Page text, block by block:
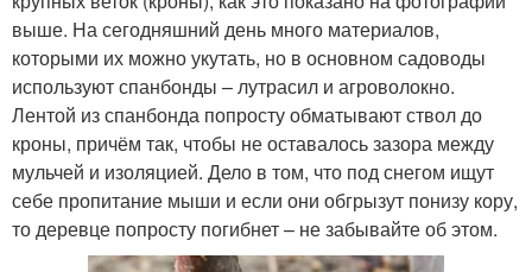
выше. На сегодняшний день много материалов,
которыми их можно укутать, но в основном садоводы
используют спанбонды – лутрасил и агроволокно.
Лентой из спанбонда попросту обматывают ствол до
кроны, причём так, чтобы не оставалось зазора между
мульчей и изоляцией. Дело в том, что под снегом ищут
себе пропитание мыши и если они обгрызут понизу кору,
то деревце попросту погибнет – не забывайте об этом.